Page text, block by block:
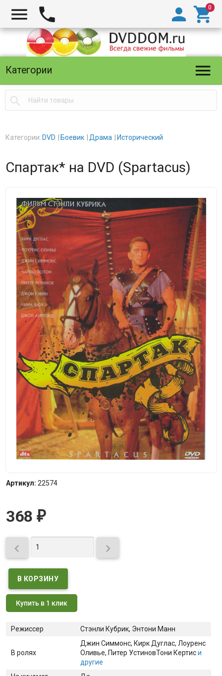
  

Категории 

Категории: DVD Боевик Драма Исторический
Спартак* на DVD (Spartacus)
Артикул: 22574
368 ₽
 
Купить в 1 клик
Режиссер Стэнли Кубрик, Энтони Манн
В ролях
Джин Симмонс, Кирк Дуглас, Лоуренс
Оливье, Питер УстиновТони Кертиси
другие